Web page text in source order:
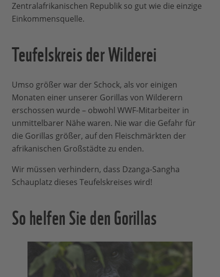
Zentralafrikanischen Republik so gut wie die einzige
Einkommensquelle.
Teufelskreis der Wilderei
Umso größer war der Schock, als vor einigen
Monaten einer unserer Gorillas von Wilderern
erschossen wurde – obwohl WWF-Mitarbeiter in
unmittelbarer Nähe waren. Nie war die Gefahr für
die Gorillas größer, auf den Fleischmärkten der
afrikanischen Großstädte zu enden.
Wir müssen verhindern, dass Dzanga-Sangha
Schauplatz dieses Teufelskreises wird!
So helfen Sie den Gorillas